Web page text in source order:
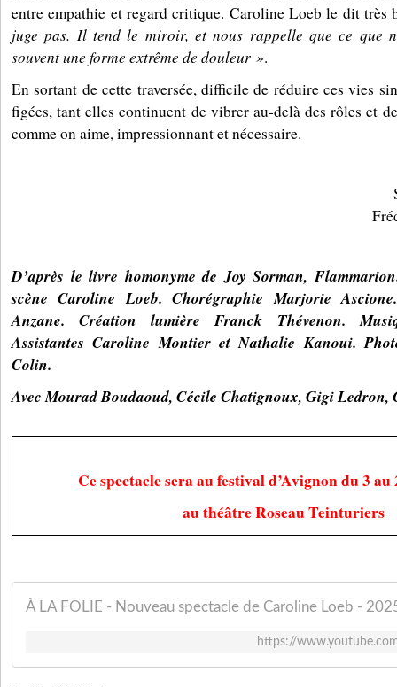
entre empathie et regard critique. Caroline Loeb le dit très
juge pas. Il tend le miroir, et nous rappelle que ce que
souvent une forme extrême de douleur ».
En sortant de cette traversée, difficile de réduire ces vies
figées, tant elles continuent de vibrer au-delà des rôles et
comme on aime, impressionnant et nécessaire.
D’après le livre homonyme de Joy Sorman,
scène Caroline Loeb. Chorégraphie Marjorie
Anzane. Création lumière Franck Thévenon.
Assistantes Caroline Montier et Nathalie Kanoui.
Colin.
Avec Mourad Boudaoud, Cécile Chatignoux, Gigi Ledron,
Ce spectacle sera au festival d’Avignon du 3
au théâtre Roseau Teinturiers
À LA FOLIE - Nouveau spectacle de Caroline Loeb -
https://